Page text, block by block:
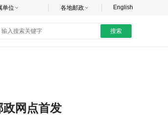
English
各地邮政
单位
搜索
政网点首发